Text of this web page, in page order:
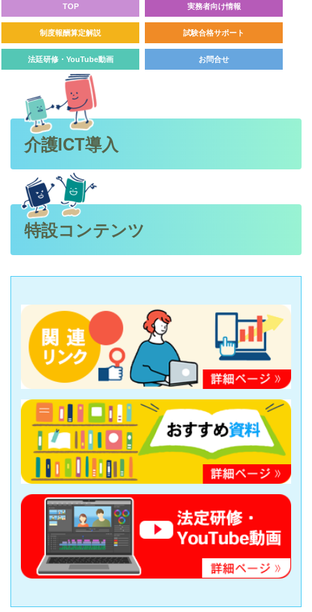
TOP 実務者向け情報
制度報酬算定解説 試験合格サポート
法廷研修・YouTube動画 お問合せ
介護ICT導入
特設コンテンツ